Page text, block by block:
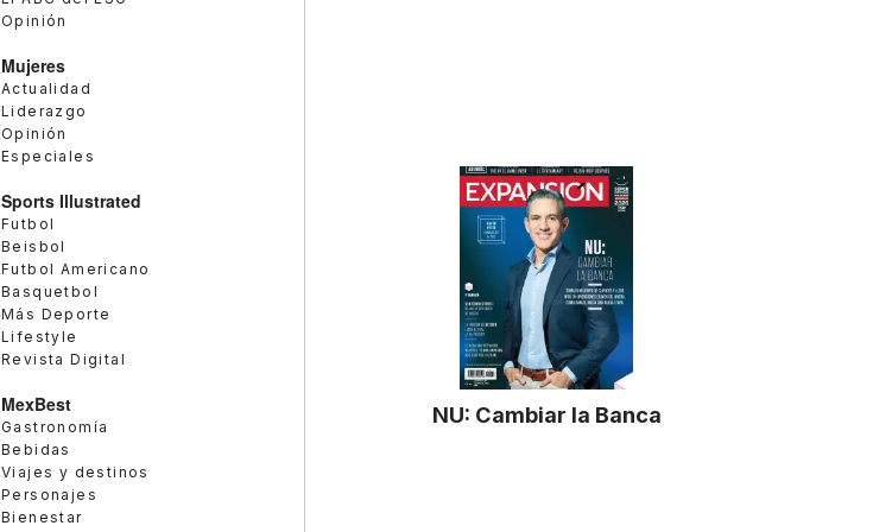
Opinión
Mujeres
Actualidad
Liderazgo
Opinión
Especiales
Sports Illustrated
Futbol
Beisbol
Futbol Americano
Basquetbol
Más Deporte
Lifestyle
Revista Digital
MexBest
Gastronomía
Bebidas
Viajes y destinos
Personajes
Bienestar
NU: Cambiar la Banca